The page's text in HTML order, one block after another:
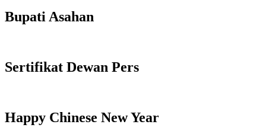
Bupati Asahan
Sertifikat Dewan Pers
Happy Chinese New Year